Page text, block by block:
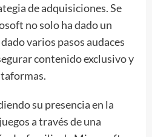
de adquisiciones. Se
no solo ha dado un
varios pasos audaces
contenido exclusivo y
su presencia en la
a través de una